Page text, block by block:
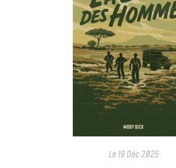
Le 19 Déc 2025